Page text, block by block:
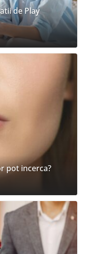
de Play
pot incerca?